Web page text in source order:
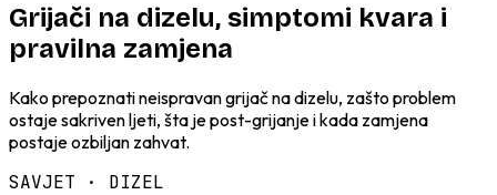
Grijači na dizelu, simptomi kvara i
pravilna zamjena
Kako prepoznati neispravan grijač na dizelu, zašto problem
ostaje sakriven ljeti, šta je post-grijanje i kada zamjena
postaje ozbiljan zahvat.
SAVJET · DIZEL